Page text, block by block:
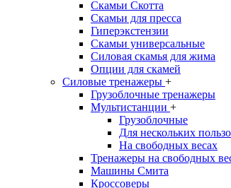
Скамьи Скотта
Скамьи для пресса
Гиперэкстензии
Скамьи универсальные
Силовая скамья для жима
Опции для скамей
Силовые тренажеры +
Грузоблочные тренажеры
Мультистанции +
Грузоблочные
Для нескольких
На свободных весах
Тренажеры на свободных
Машины Смита
Кроссоверы